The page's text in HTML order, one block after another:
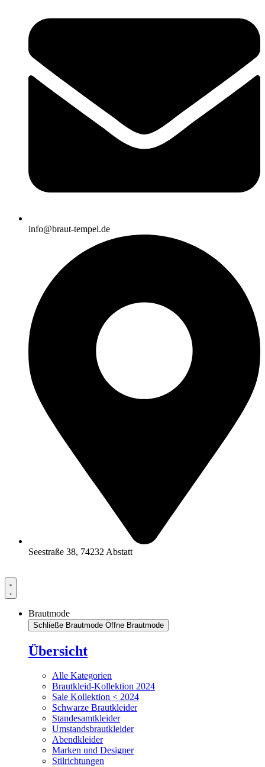
info@braut-tempel.de
Seestraße 38, 74232 Abstatt
Brautmode
Schließe Brautmode Öffne Brautmode
Übersicht
Alle Kategorien
Brautkleid-Kollektion 2024
Sale Kollektion < 2024
Schwarze Brautkleider
Standesamtkleider
Umstandsbrautkleider
Abendkleider
Marken und Designer
Stilrichtungen